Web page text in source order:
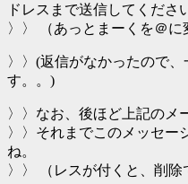
ドレスまで送信してくださ
〉〉 （あっとまーくを＠に
〉〉(返信がなかったので
す。。)
〉〉なお、後ほど上記のメ
〉〉それまでこのメッセー
ね。
〉〉 （レスが付くと、削除